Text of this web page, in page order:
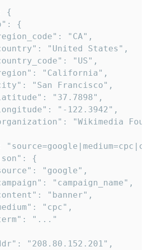
{
{
"CA",
"United States",
"US",
"California",
"San Francisco",
"37.7898",
"-122.3942",
"Wikimedia
{
"google",
"campaign_name",
"banner",
"cpc",
"..."
"208.80.152.201",